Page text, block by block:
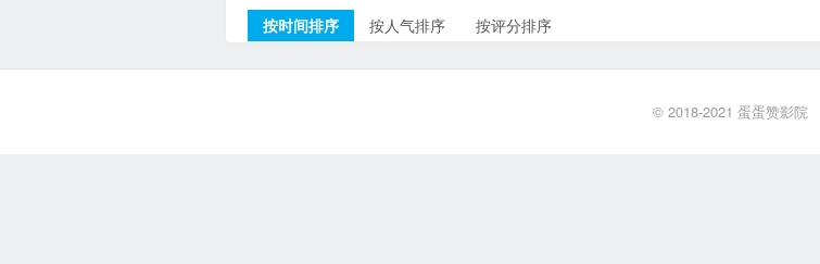
按时间排序 按人气排序 按评分排序
© 2018-2021 蛋蛋赞影院